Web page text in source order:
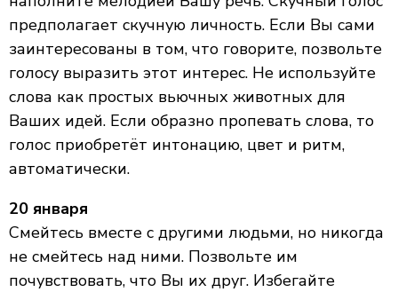
предполагает скучную личность. Если Вы сами
заинтересованы в том, что говорите, позвольте
голосу выразить этот интерес. Не используйте
слова как простых вьючных животных для
Ваших идей. Если образно пропевать слова, то
голос приобретёт интонацию, цвет и ритм,
автоматически.
20 января
Смейтесь вместе с другими людьми, но никогда
не смейтесь над ними. Позвольте им
почувствовать, что Вы их друг. Избегайте